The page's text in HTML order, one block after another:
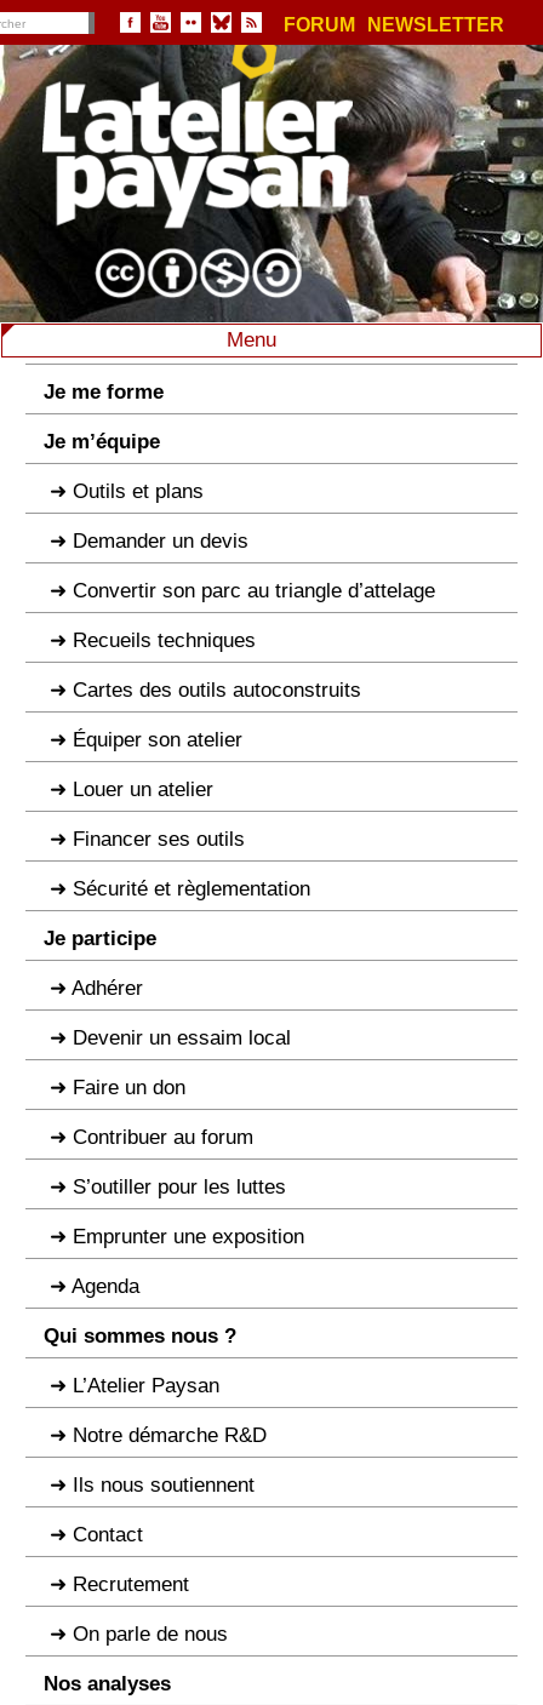
FORUM NEWSLETTER
Menu
Je me forme
Je m’équipe
Outils et plans
Demander un devis
Convertir son parc au triangle d’attelage
Recueils techniques
Cartes des outils autoconstruits
Équiper son atelier
Louer un atelier
Financer ses outils
Sécurité et règlementation
Je participe
Adhérer
Devenir un essaim local
Faire un don
Contribuer au forum
S’outiller pour les luttes
Emprunter une exposition
Agenda
Qui sommes nous ?
L’Atelier Paysan
Notre démarche R&D
Ils nous soutiennent
Contact
Recrutement
On parle de nous
Nos analyses